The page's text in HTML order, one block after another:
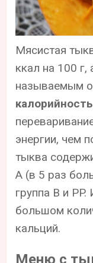
Мясистая
ккал на 100 г,
называемым
энергии, чем
тыква
А (в 5 раз
группа В и
большом
кальций.
Меню с